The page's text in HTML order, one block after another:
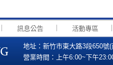
訊息公告 活動專區
地址：新竹市東大路3段650
營業時間：上午6:00~下午